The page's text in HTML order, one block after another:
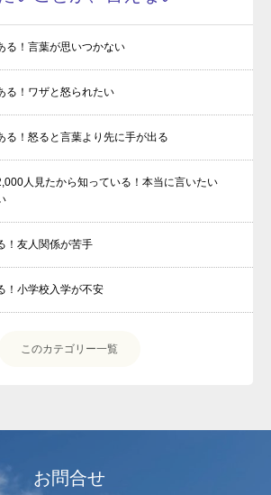
る！言葉が思いつかない
る！ワザと怒られたい
る！怒ると言葉より先に手が出る
人見たから知っている！本当に言いたい
！友人関係が苦手
！小学校入学が不安
このカテゴリー一覧
お問合せ